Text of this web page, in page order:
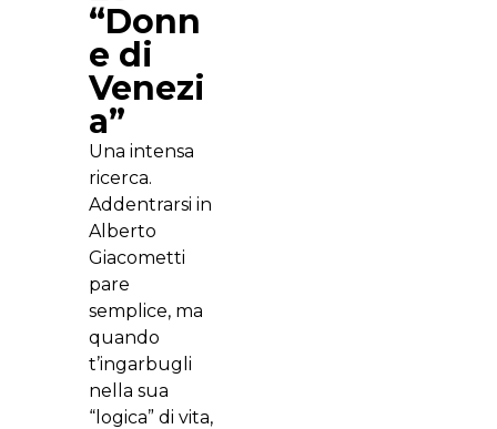
“Donn
e di
Venezi
a”
Una intensa
ricerca.
Addentrarsi in
Alberto
Giacometti
pare
semplice, ma
quando
t’ingarbugli
nella sua
“logica” di vita,